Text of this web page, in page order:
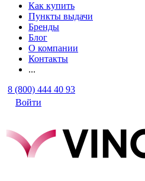
Как купить
Пункты выдачи
Бренды
Блог
О компании
Контакты
...
8 (800) 444 40 93
Войти